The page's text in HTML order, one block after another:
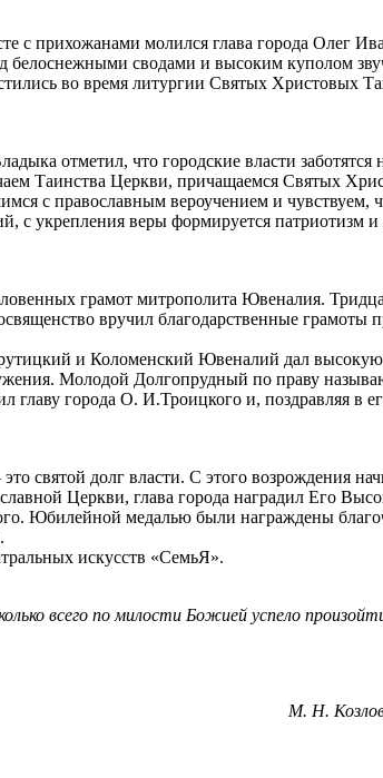
с прихожанами молился глава города Олег
сводами и высоким куполом
во время литургии Святых Христовых
отметил, что городские власти заботятся
Таинства Церкви, причащаемся Святых
с православным вероучением и чувствуем,
с укрепления веры формируется патриотизм
грамот митрополита Ювеналия.
вручил благодарственные грамоты
и Коломенский Ювеналий дал высокую
Молодой Долгопрудный по праву
главу города О. И.Троицкого и, поздравляя в
святой долг власти. С этого возрождения
Церкви, глава города наградил Его
Юбилейной медалью были награждены
искусств «СемьЯ».
всего по милости Божией успело
М. Н.